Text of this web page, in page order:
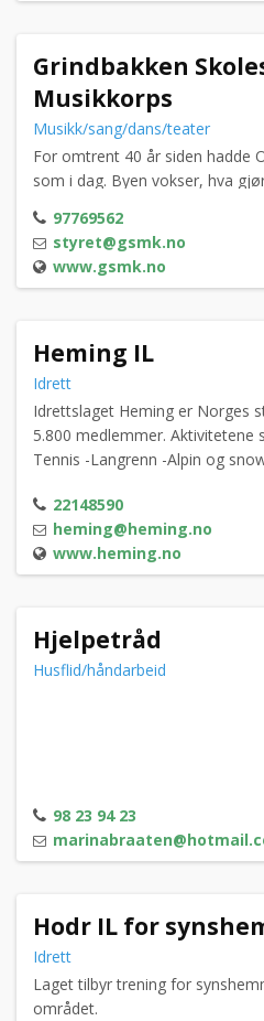
Grindbakken
Musikkorps
Musikk/sang/dans/teater
For omtrent 40 år siden hadde
som i dag. Byen vokser, hva
å by på enn fortetting i alle
Borettslagene skjøt derfor fart
opp til Skogen. Utbygningen ble
Grindbakken skole et faktum.
en av byens større skoler med
97769562
styret@gsmk.no
www.gsmk.no
Heming IL
Idrett
Idrettslaget Heming er Norges
5.800 medlemmer. Aktivitetene
Tennis -Langrenn -Alpin og
22148590
heming@heming.no
www.heming.no
Hjelpetråd
Husflid/håndarbeid
98 23 94 23
Hodr IL for
Idrett
Laget tilbyr trening for
området.